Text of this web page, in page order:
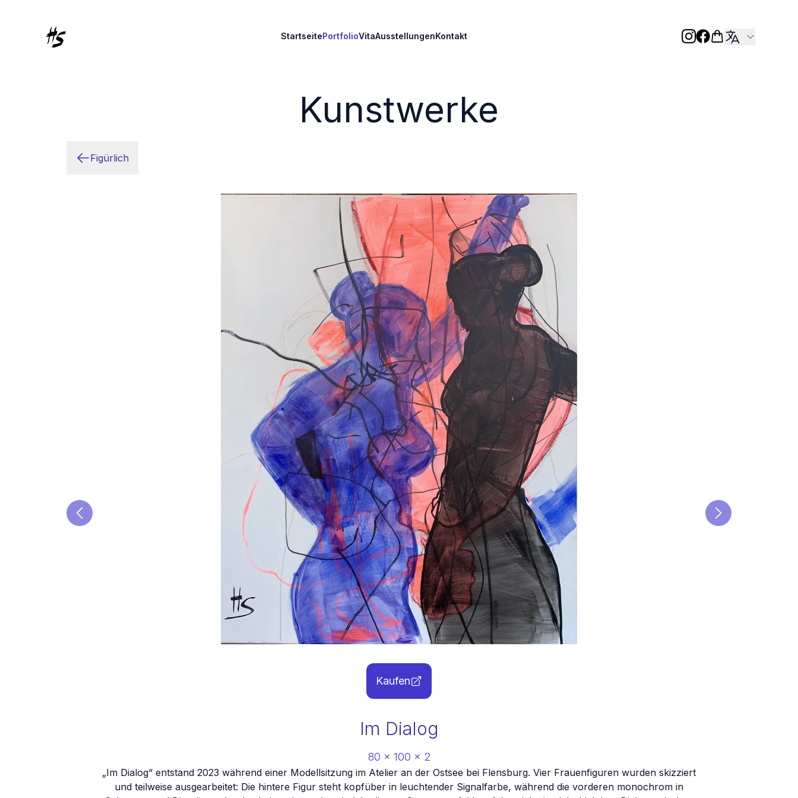
StartseitePortfolioVitaAusstellungenKontakt
Kunstwerke
Figürlich
Kaufen
Im Dialog
80 x 100 x 2
„Im Dialog“ entstand 2023 während einer Modellsitzung im Atelier an der Ostsee bei Flensburg. Vier Frauenfiguren wurden skizziert
und teilweise ausgearbeitet: Die hintere Figur steht kopfüber in leuchtender Signalfarbe, während die vorderen monochrom in